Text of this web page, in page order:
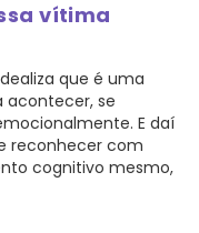
vítima
que é uma
acontecer, se
E daí
reconhecer com
cognitivo mesmo,